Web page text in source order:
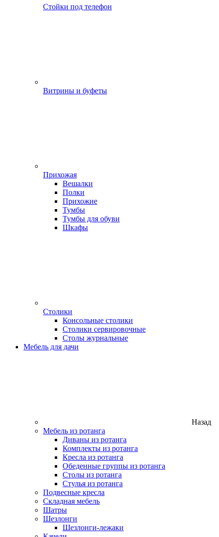
Стойки под телефон
Витрины и буфеты
Прихожая
Вешалки
Полки
Прихожие
Тумбы
Тумбы для обуви
Шкафы
Столики
Консольные столики
Столики сервировочные
Столы журнальные
Мебель для дачи
Назад
Мебель из ротанга
Диваны из ротанга
Комплекты из ротанга
Кресла из ротанга
Обеденные группы из ротанга
Столы из ротанга
Стулья из ротанга
Подвесные кресла
Складная мебель
Шатры
Шезлонги
Шезлонги-лежаки